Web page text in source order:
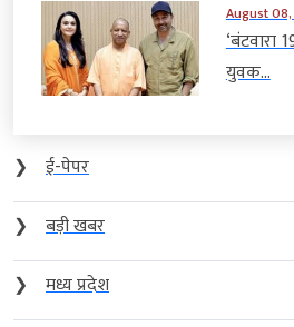
August
‘बंटवारा
युवक...
❯
ई-पेपर
❯
बड़ी खबर
❯
मध्य प्रदेश